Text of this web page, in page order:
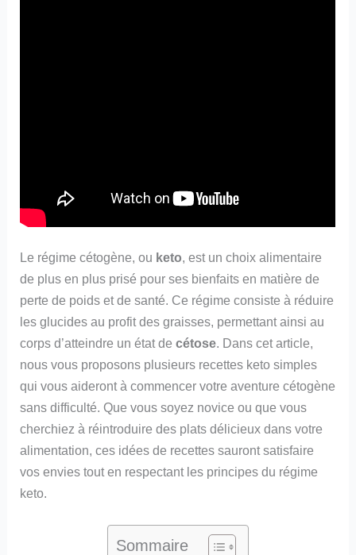
Le régime cétogène, ou keto, est un choix alimentaire
de plus en plus prisé pour ses bienfaits en matière de
perte de poids et de santé. Ce régime consiste à réduire
les glucides au profit des graisses, permettant ainsi au
corps d’atteindre un état decétose. Dans cet article,
nous vous proposons plusieurs recettes keto simples
qui vous aideront à commencer votre aventure cétogène
sans difficulté. Que vous soyez novice ou que vous
cherchiez à réintroduire des plats délicieux dans votre
alimentation, ces idées de recettes sauront satisfaire
vos envies tout en respectant les principes du régime
keto.
Sommaire